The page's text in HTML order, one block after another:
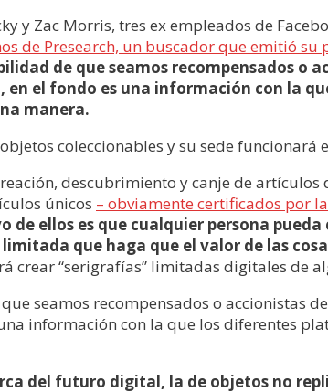
y Zac Morris, tres ex empleados de
de Presearch, un buscador que emitió
de que seamos recompensados
el fondo es una información con la
manera.
coleccionables y su sede
descubrimiento y canje de
únicos – obviamente certificados por
ellos es que cualquier persona
que haga que el valor de las
crear “serigrafías” limitadas digitales de
seamos recompensados o
información con la que los diferentes
del futuro digital, la de objetos no